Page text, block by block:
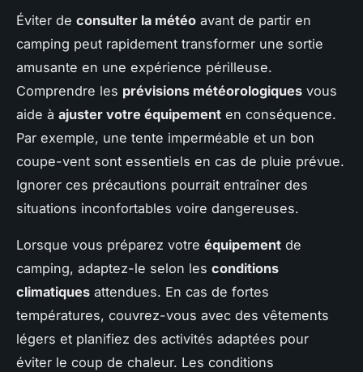
Éviter de consulter la météo avant de partir en
camping peut rapidement transformer une sortie
amusante en une expérience périlleuse.
Comprendre les prévisions météorologiques vous
aide à ajuster votre équipement en conséquence.
Par exemple, une tente imperméable et un bon
coupe-vent sont essentiels en cas de pluie prévue.
Ignorer ces précautions pourrait entraîner des
situations inconfortables voire dangereuses.
Lorsque vous préparez votre équipement de
camping, adaptez-le selon les conditions
climatiques attendues. En cas de fortes
températures, couvrez-vous avec des vêtements
légers et planifiez des activités adaptées pour
éviter le coup de chaleur. Les conditions